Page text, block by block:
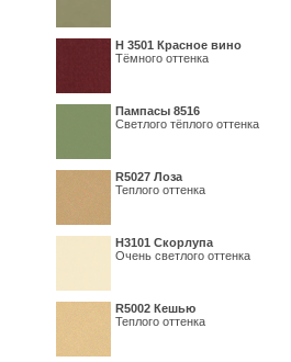
Н 3501 Красное вино
Тёмного оттенка
Пампасы 8516
Светлого тёплого оттенка
R5027 Лоза
Теплого оттенка
Н3101 Скорлупа
Очень светлого оттенка
R5002 Кешью
Теплого оттенка